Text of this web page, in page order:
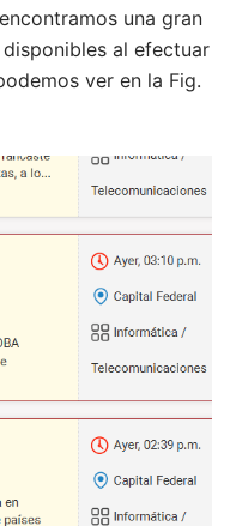
una gran
al efectuar
ver en la Fig.